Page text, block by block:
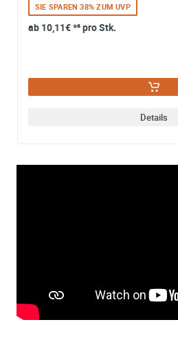
SIE SPAREN 38% ZUM UVP
ab 10,11€*² pro Stk.
Details